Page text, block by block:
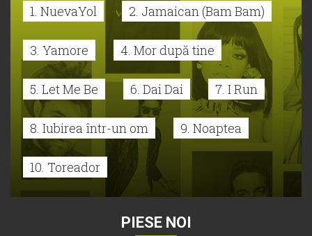
1. NuevaYol 2. Jamaican (Bam Bam)
3. Yamore 4. Mor după tine
5. Let Me Be 6. Dai Dai 7. I Run
8. Iubirea într-un om 9. Noaptea
10. Toreador
PIESE NOI